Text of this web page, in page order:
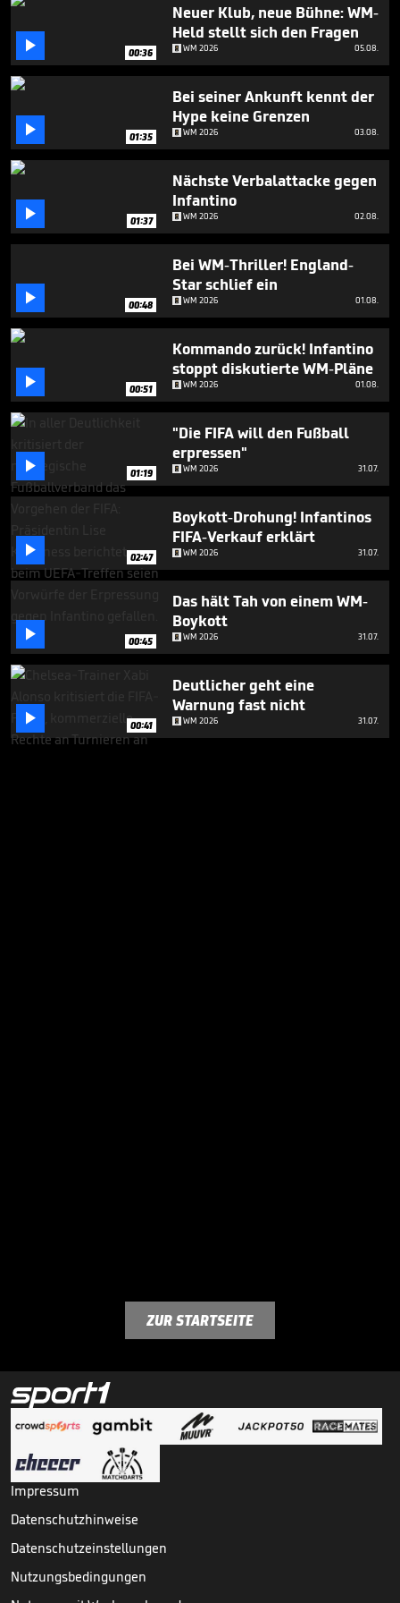
41
 00:36
Neuer Klub, neue Bühne: WM-
Held stellt sich den Fragen
WM 2026 05.08.
 01:35
Bei seiner Ankunft kennt der
Hype keine Grenzen
WM 2026 03.08.
 01:37
Nächste Verbalattacke gegen
Infantino
WM 2026 02.08.
 00:48
Bei WM-Thriller! England-
Star schlief ein
WM 2026 01.08.
 00:51
Kommando zurück! Infantino
stoppt diskutierte WM-Pläne
WM 2026 01.08.
 01:19
"Die FIFA will den Fußball
erpressen"
WM 2026 31.07.
 02:47
Boykott-Drohung! Infantinos
FIFA-Verkauf erklärt
WM 2026 31.07.
 00:45
Das hält Tah von einem WM-
Boykott
WM 2026 31.07.
 00:41
Deutlicher geht eine
Warnung fast nicht
WM 2026 31.07.
ZUR STARTSEITE
Impressum
Datenschutzhinweise
Datenschutzeinstellungen
Nutzungsbedingungen